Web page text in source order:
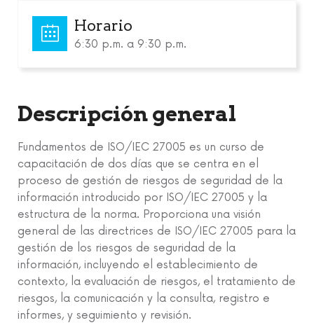
Horario
6:30 p.m. a 9:30 p.m.
Descripción general
Fundamentos de ISO/IEC 27005 es un curso de
capacitación de dos días que se centra en el
proceso de gestión de riesgos de seguridad de la
información introducido por ISO/IEC 27005 y la
estructura de la norma. Proporciona una visión
general de las directrices de ISO/IEC 27005 para la
gestión de los riesgos de seguridad de la
información, incluyendo el establecimiento de
contexto, la evaluación de riesgos, el tratamiento de
riesgos, la comunicación y la consulta, registro e
informes, y seguimiento y revisión.